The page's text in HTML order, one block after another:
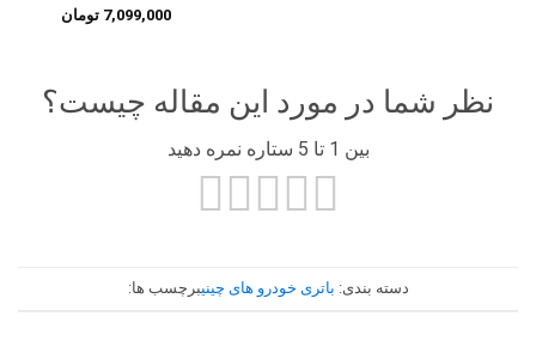
7,099,000 تومان
نظر شما در مورد این مقاله چیست؟
بین 1 تا 5 ستاره نمره دهید
دسته بندی: باتری خودرو های چینیبرچسب ها: